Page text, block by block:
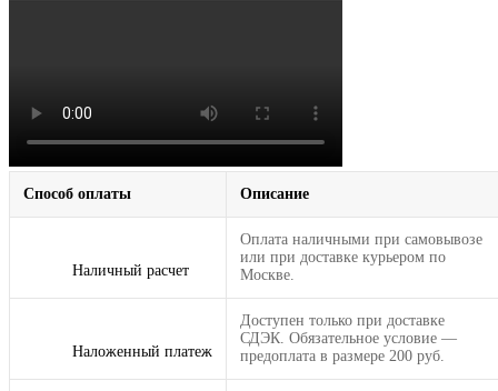
Способ оплаты Описание
Наличный расчет
Оплата наличными при самовывозе
или при доставке курьером по
Москве.
Наложенный платеж
Доступен только при доставке
СДЭК. Обязательное условие —
предоплата в размере 200 руб.